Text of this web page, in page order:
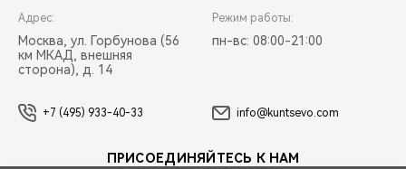
Адрес:
Москва, ул. Горбунова (56
км МКАД, внешняя
сторона), д. 14
Режим работы:
пн-вс: 08:00-21:00
+7 (495) 933-40-33 info@kuntsevo.com
ПРИСОЕДИНЯЙТЕСЬ К НАМ